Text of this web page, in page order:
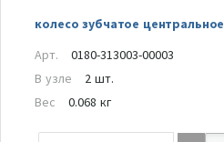
колесо зубчатое центральное
Арт.
0180-313003-00003
В узле
2 шт.
Вес
0.068 кг